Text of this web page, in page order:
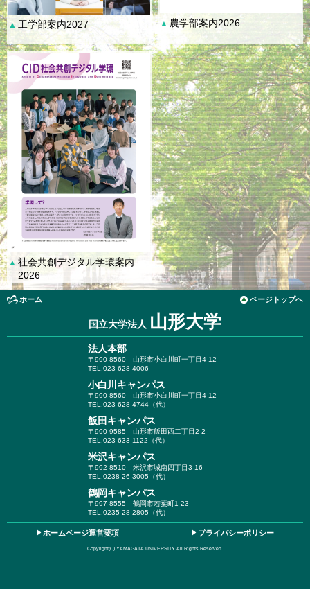
▲ 工学部案内2027 ▲ 農学部案内2026
▲ 社会共創デジタル学環案内
2026
ホーム ページトップへ
国立大学法人 山形大学
法人本部
〒990-8560 山形市小白川町一丁目4-12
TEL.023-628-4006
小白川キャンパス
〒990-8560 山形市小白川町一丁目4-12
TEL.023-628-4744（代）
飯田キャンパス
〒990-9585 山形市飯田西二丁目2-2
TEL.023-633-1122（代）
米沢キャンパス
〒992-8510 米沢市城南四丁目3-16
TEL.0238-26-3005（代）
鶴岡キャンパス
〒997-8555 鶴岡市若葉町1-23
TEL.0235-28-2805（代）
ホームページ運営要項 プライバシーポリシー
Copyright(C) YAMAGATA UNIVERSITY All Rights Reserved.